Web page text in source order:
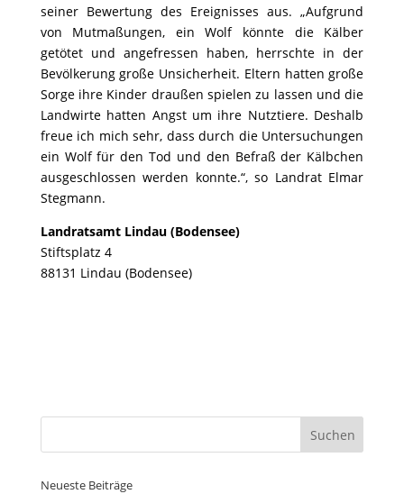
seiner Bewertung des Ereignisses aus. „Aufgrund
von Mutmaßungen, ein Wolf könnte die Kälber
getötet und angefressen haben, herrschte in der
Bevölkerung große Unsicherheit. Eltern hatten große
Sorge ihre Kinder draußen spielen zu lassen und die
Landwirte hatten Angst um ihre Nutztiere. Deshalb
freue ich mich sehr, dass durch die Untersuchungen
ein Wolf für den Tod und den Befraß der Kälbchen
ausgeschlossen werden konnte.“, so Landrat Elmar
Stegmann.
Landratsamt Lindau (Bodensee)
Stiftsplatz 4
88131 Lindau (Bodensee)
Neueste Beiträge